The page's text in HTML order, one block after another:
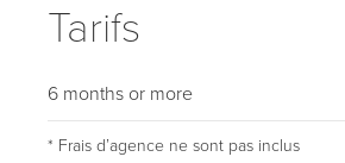
Tarifs
6 months or more
* Frais dʼagence ne sont pas inclus